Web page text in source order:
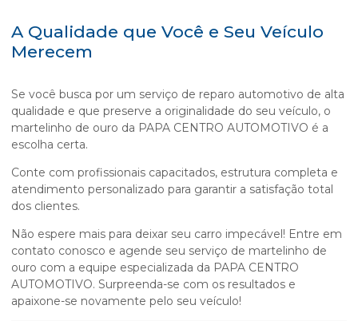
A Qualidade que Você e Seu Veículo
Merecem
Se você busca por um serviço de reparo automotivo de alta
qualidade e que preserve a originalidade do seu veículo, o
martelinho de ouro da PAPA CENTRO AUTOMOTIVO é a
escolha certa.
Conte com profissionais capacitados, estrutura completa e
atendimento personalizado para garantir a satisfação total
dos clientes.
Não espere mais para deixar seu carro impecável! Entre em
contato conosco e agende seu serviço de martelinho de
ouro com a equipe especializada da PAPA CENTRO
AUTOMOTIVO. Surpreenda-se com os resultados e
apaixone-se novamente pelo seu veículo!